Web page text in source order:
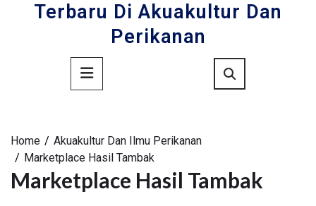
Terbaru Di Akuakultur Dan
Perikanan
Primary
Menu
Home
Akuakultur Dan Ilmu Perikanan
Marketplace Hasil Tambak
Marketplace Hasil Tambak